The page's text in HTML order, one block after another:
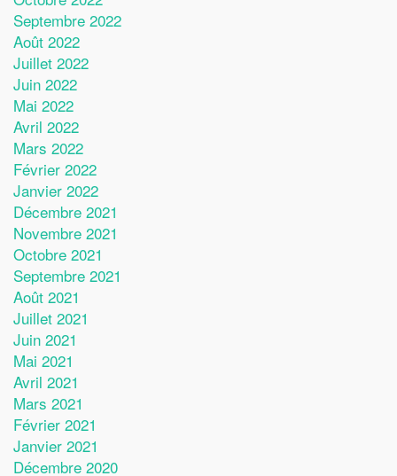
Septembre 2022
Août 2022
Juillet 2022
Juin 2022
Mai 2022
Avril 2022
Mars 2022
Février 2022
Janvier 2022
Décembre 2021
Novembre 2021
Octobre 2021
Septembre 2021
Août 2021
Juillet 2021
Juin 2021
Mai 2021
Avril 2021
Mars 2021
Février 2021
Janvier 2021
Décembre 2020